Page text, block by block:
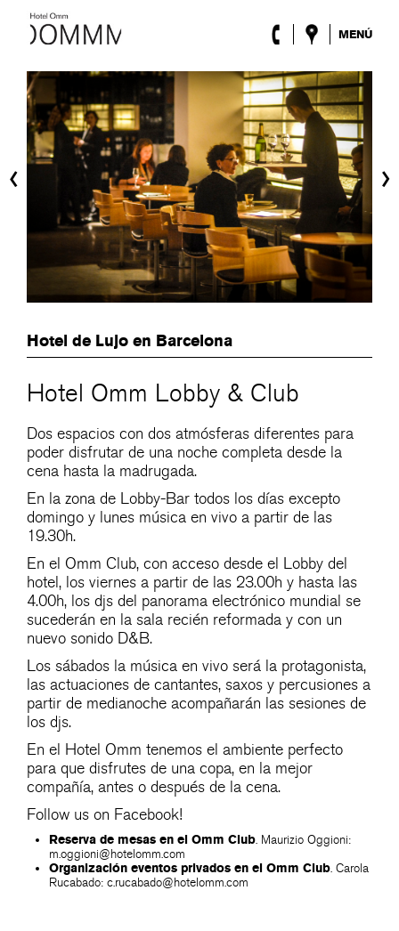
MENÚ
El Hotel
Habitaciones
Roca Barcelona
Spa
Terraza
Lobby & Club
Promociones
Blog
FRA / CAT
‹ ›
Hotel de Lujo en Barcelona
Hotel Omm Lobby & Club
Dos espacios con dos atmósferas diferentes para
poder disfrutar de una noche completa desde la
cena hasta la madrugada.
En la zona de Lobby-Bar todos los días excepto
domingo y lunes música en vivo a partir de las
19.30h.
En el Omm Club, con acceso desde el Lobby del
hotel, los viernes a partir de las 23.00h y hasta las
4.00h, los djs del panorama electrónico mundial se
sucederán en la sala recién reformada y con un
nuevo sonido D&B.
Los sábados la música en vivo será la protagonista,
las actuaciones de cantantes, saxos y percusiones a
partir de medianoche acompañarán las sesiones de
los djs.
En el Hotel Omm tenemos el ambiente perfecto
para que disfrutes de una copa, en la mejor
compañía, antes o después de la cena.
Follow us on Facebook!
Reserva de mesas en el Omm Club. Maurizio Oggioni:
m.oggioni@hotelomm.com
Organización eventos privados en el Omm Club. Carola
Rucabado: c.rucabado@hotelomm.com